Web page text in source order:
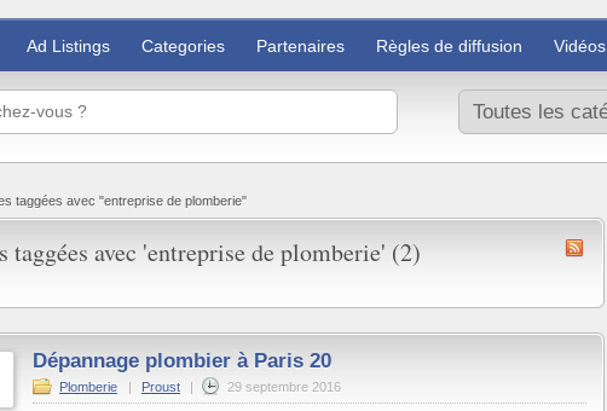
Ad Listings Categories Partenaires Règles de diffusion Vidéos
taggées avec "entreprise de plomberie"
taggées avec 'entreprise de plomberie' (2)
Dépannage plombier à Paris 20
Plomberie | Proust | 29 septembre 2016